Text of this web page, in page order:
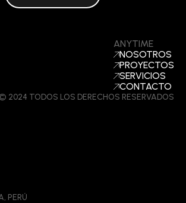
ANYTIME
NOSOTROS
PROYECTOS
SERVICIOS
CONTACTO
2024 TODOS LOS DERECHOS RESERVADOS
PERÚ